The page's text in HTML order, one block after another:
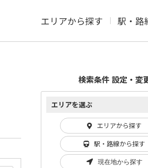
エリアから探す 駅・路
検索条件 設定・変
エリアを選ぶ
エリアから探す
駅・路線から探す
現在地から探す